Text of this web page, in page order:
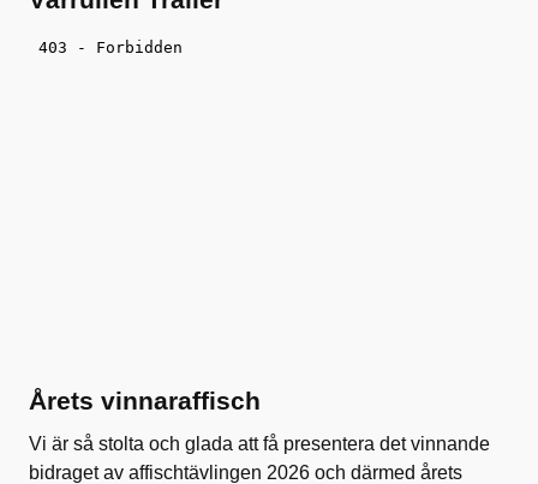
Årets vinnaraffisch
Vi är så stolta och glada att få presentera det vinnande
bidraget av affischtävlingen 2026 och därmed årets